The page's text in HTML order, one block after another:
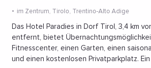
im Zentrum, Tirolo, Trentino-Alto Adige
Das Hotel Paradies in Dorf Tirol, 3,4 km
entfernt, bietet
Fitnesscenter, einen Garten, einen
und einen kostenlosen Privatparkplatz.